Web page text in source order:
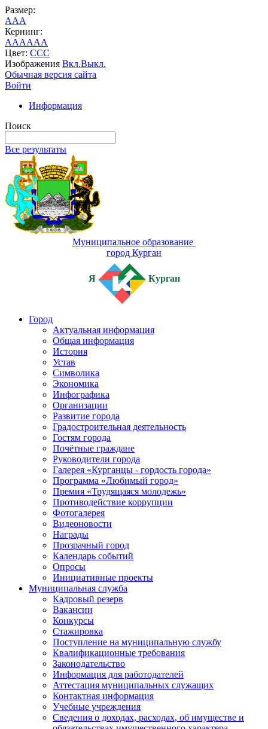
Размер:
AAA
Кернинг:
AAAAAA
Цвет: CCC
Изображения Вкл.Выкл.
Обычная версия сайта
Войти
Информация
Поиск
Все результаты
Муниципальное образование
город Курган
Я Курган
Город
Актуальная информация
Общая информация
История
Устав
Символика
Экономика
Инфографика
Организации
Развитие города
Градостроительная деятельность
Гостям города
Почётные граждане
Руководители города
Галерея «Курганцы - гордость города»
Программа «Любимый город»
Премия «Трудящаяся молодежь»
Противодействие коррупции
Фотогалерея
Видеоновости
Награды
Прозрачный город
Календарь событий
Опросы
Инициативные проекты
Муниципальная служба
Кадровый резерв
Вакансии
Конкурсы
Стажировка
Поступление на муниципальную службу
Квалификационные требования
Законодательство
Информация для работодателей
Аттестация муниципальных служащих
Контактная информация
Учебные учреждения
Сведения о доходах, расходах, об имуществе и